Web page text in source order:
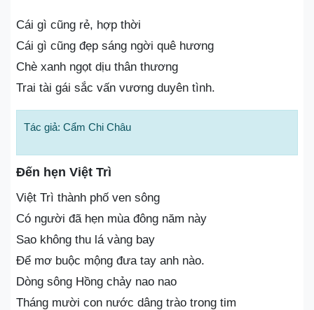
Cái gì cũng rẻ, hợp thời
Cái gì cũng đẹp sáng ngời quê hương
Chè xanh ngọt dịu thân thương
Trai tài gái sắc vấn vương duyên tình.
Tác giả: Cẩm Chi Châu
Đến hẹn Việt Trì
Việt Trì thành phố ven sông
Có người đã hẹn mùa đông năm này
Sao không thu lá vàng bay
Để mơ buộc mộng đưa tay anh nào.
Dòng sông Hồng chảy nao nao
Tháng mười con nước dâng trào trong tim